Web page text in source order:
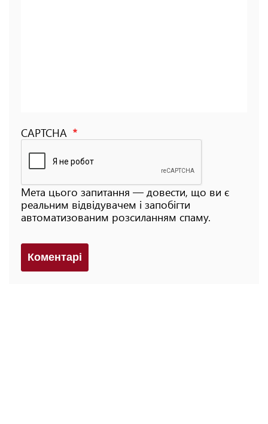
CAPTCHA
Мета цього запитання — довести, що ви є
реальним відвідувачем і запобігти
автоматизованим розсиланням спаму.
Коментарi